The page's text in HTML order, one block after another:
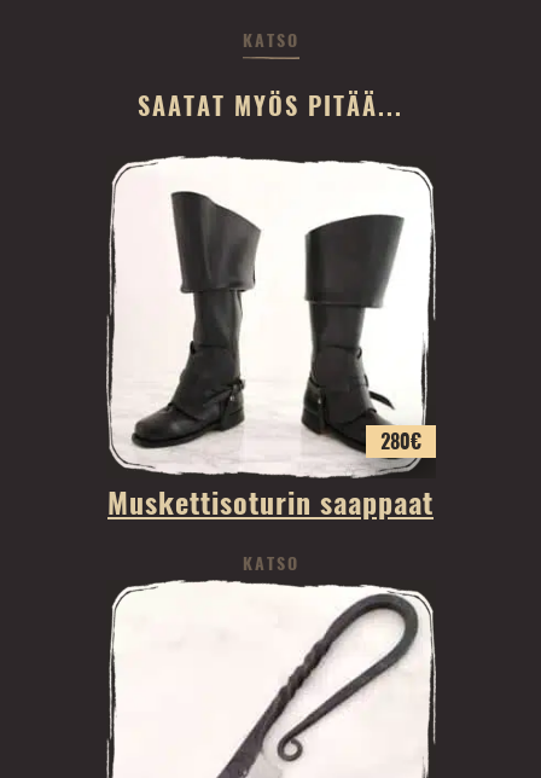
KATSO
SAATAT MYÖS PITÄÄ...
280€
Muskettisoturin saappaat
KATSO